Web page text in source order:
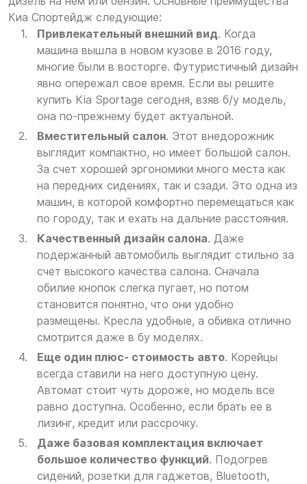
Киа Спортейдж следующие:
Привлекательный внешний вид. Когда
машина вышла в новом кузове в 2016 году,
многие были в восторге. Футуристичный дизайн
явно опережал свое время. Если вы решите
купить Kia Sportage сегодня, взяв б/у модель,
она по-прежнему будет актуальной.
Вместительный салон. Этот внедорожник
выглядит компактно, но имеет большой салон.
За счет хорошей эргономики много места как
на передних сидениях, так и сзади. Это одна из
машин, в которой комфортно перемещаться как
по городу, так и ехать на дальние расстояния.
Качественный дизайн салона. Даже
подержанный автомобиль выглядит стильно за
счет высокого качества салона. Сначала
обилие кнопок слегка пугает, но потом
становится понятно, что они удобно
размещены. Кресла удобные, а обивка отлично
смотрится даже в бу моделях.
Еще один плюс- стоимость авто. Корейцы
всегда ставили на него доступную цену.
Автомат стоит чуть дороже, но модель все
равно доступна. Особенно, если брать ее в
лизинг, кредит или рассрочку.
Даже базовая комплектация включает
большое количество функций. Подогрев
сидений, розетки для гаджетов, Bluetooth,